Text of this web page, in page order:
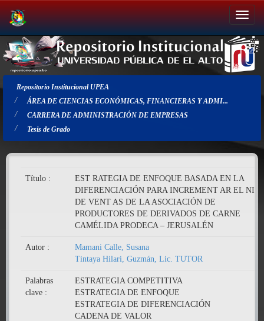
Salir
de
la
navegación
Repositorio Institucional UPEA
ÁREA DE CIENCIAS ECONÓMICAS, FINANCIERAS Y ADMI...
CARRERA DE ADMINISTRACIÓN DE EMPRESAS
Tesis de Grado
Título :
EST RATEGIA DE ENFOQUE BASADA EN LA
DIFERENCIACIÓN PARA INCREMENT AR EL
DE VENT AS DE LA ASOCIACIÓN DE
PRODUCTORES DE DERIVADOS DE CARNE
CAMÉLIDA PRODECA – JERUSALÉN
Autor :
Mamani Calle, Susana
Tintaya Hilari, Guzmán, Lic. TUTOR
Palabras
clave :
ESTRATEGIA COMPETITIVA
ESTRATEGIA DE ENFOQUE
ESTRATEGIA DE DIFERENCIACIÓN
CADENA DE VALOR